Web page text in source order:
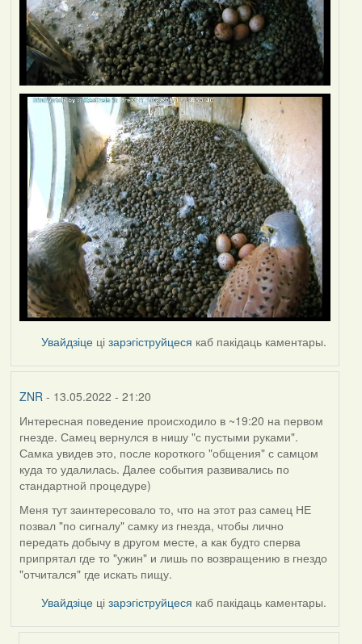
Увайдзіце цізарэгіструйцеся каб пакідаць каментары.
ZNR- 13.05.2022 - 21:20
Интересная поведение происходило в ~19:20 на первом
гнезде. Самец вернулся в нишу "с пустыми руками".
Самка увидев это, после короткого "общения" с самцом
куда то удалилась. Далее события развивались по
стандартной процедуре)
Меня тут заинтересовало то, что на этот раз самец НЕ
позвал "по сигналу" самку из гнезда, чтобы лично
передать добычу в другом месте, а как будто сперва
припрятал где то "ужин" и лишь по возвращению в гнездо
"отчитался" где искать пищу.
Увайдзіце цізарэгіструйцеся каб пакідаць каментары.